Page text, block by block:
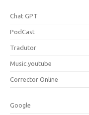
Chat GPT
PodCast
Tradutor
Music.youtube
Corrector Online
Google